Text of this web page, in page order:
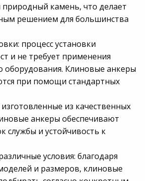
природный камень, что делает
решением для большинства
процесс установки
и не требует применения
оборудования. Клиновые анкеры
при помощи стандартных
из качественных
анкеры обеспечивают
службы и устойчивость к
условия: благодаря
и размеров, клиновые